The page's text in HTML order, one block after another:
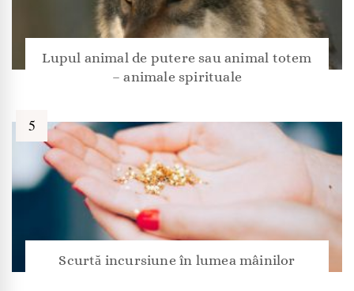
Lupul animal de putere sau animal totem
– animale spirituale
Scurtă incursiune în lumea mâinilor